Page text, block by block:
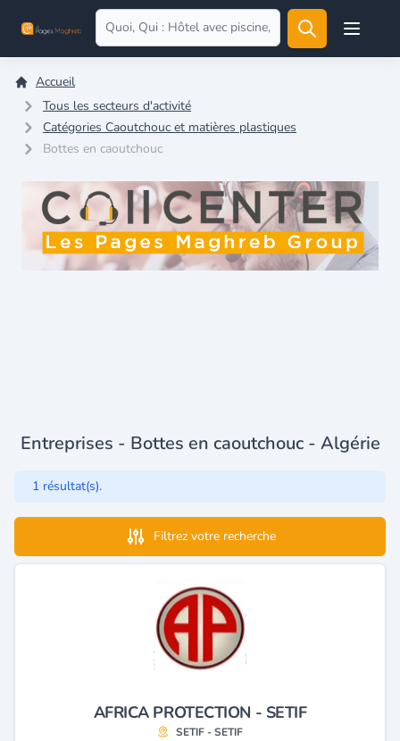
Open
Accueil
Tous les secteurs d'activité
Catégories Caoutchouc et matières plastiques
Bottes en caoutchouc
Entreprises - Bottes en caoutchouc - Algérie
1 résultat(s).
Filtrez votre recherche
AFRICA PROTECTION - SETIF
SETIF - SETIF